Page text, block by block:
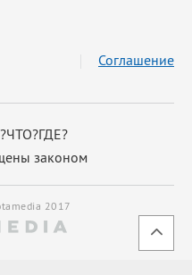
законом
Соглашение
2017